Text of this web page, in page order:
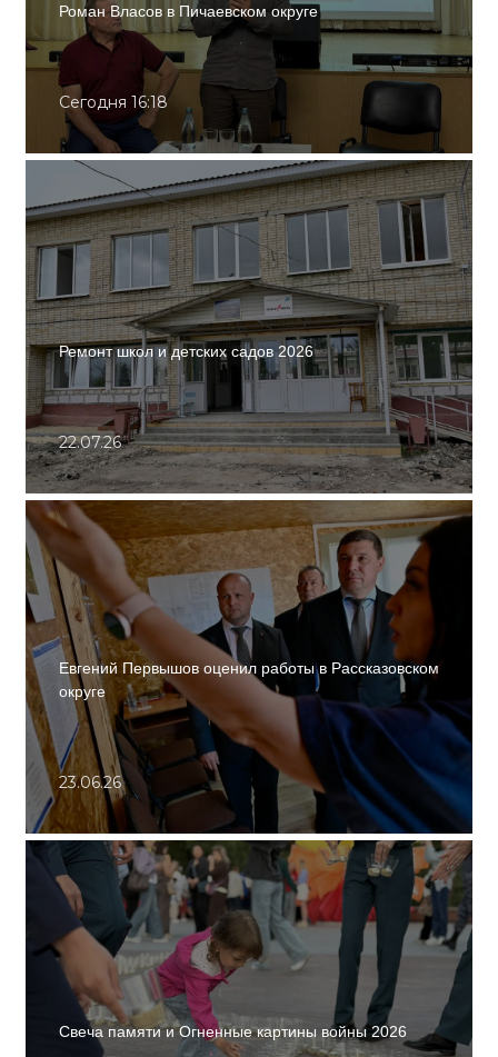
Роман Власов в Пичаевском округе
Сегодня 16:18
Ремонт школ и детских садов 2026
22.07.26
Евгений Первышов оценил работы в Рассказовском
округе
23.06.26
Свеча памяти и Огненные картины войны 2026